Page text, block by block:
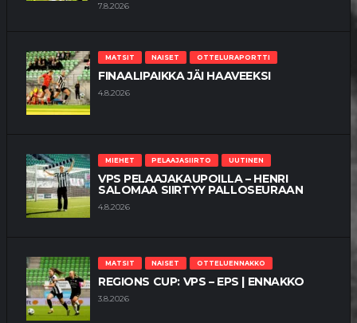
7.8.2026
MATSIT NAISET OTTELURAPORTTI
FINAALIPAIKKA JÄI HAAVEEKSI
4.8.2026
MIEHET PELAAJASIIRTO UUTINEN
VPS PELAAJAKAUPOILLA – HENRI
SALOMAA SIIRTYY PALLOSEURAAN
4.8.2026
MATSIT NAISET OTTELUENNAKKO
REGIONS CUP: VPS – EPS | ENNAKKO
3.8.2026